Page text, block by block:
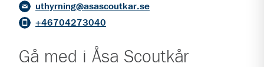
uthyrning@asascoutkar.se
+46704273040
Gå med i Åsa Scoutkår